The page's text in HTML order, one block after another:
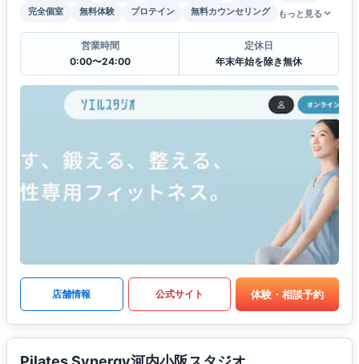
完全個室
無料体験 プロテイン 無料カウンセリング もっと見る
営業時間
0:00〜24:00
定休日
年末年始を除き無休
店舗情報 公式サイト 体験・相談予約